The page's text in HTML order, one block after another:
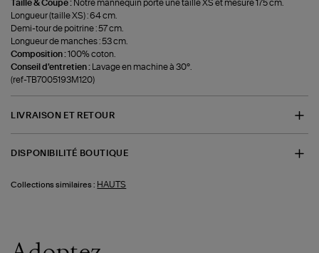
Taille & Coupe : Notre mannequin porte une taille XS et mesure 175 cm.
Longueur (taille XS) : 64 cm.
Demi-tour de poitrine : 57 cm.
Longueur de manches : 53 cm.
Composition :100% coton.
Conseil d'entretien :
Lavage en machine à 30°.
(ref-TB7005193M120)
LIVRAISON ET RETOUR
DISPONIBILITÉ BOUTIQUE
Collections similaires : HAUTS